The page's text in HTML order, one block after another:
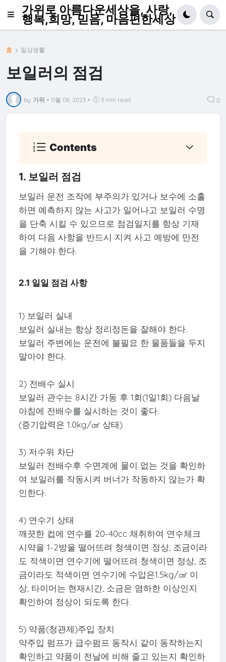
가위로 아름다운세상을, 사랑,
행복,희망, 믿음, 마음편한세상
홈 일상생활
보일러의 점검
by 가위 • 11월 08, 2023 • 3 min read 0
Contents
1. 보일러 점검
보일러 운전 조작에 부주의가 있거나 보수에 소홀
하면 예측하지 않는 사고가 일어나고 보일러 수명
을 단축 시킬 수 있으므로 점검일지를 항상 기재
하여 다음 사항을 반드시 지켜 사고 예방에 만전
을 기해야 한다.
2.1 일일 점검 사항
1) 보일러 실내
보일러 실내는 항상 정리정돈을 잘해야 한다.
보일러 주변에는 운전에 불필요 한 물품들을 두지
말아야 한다.
2) 전배수 실시
보일러 관수는 8시간 가동 후 1회(1일1회) 다음날
아침에 전배수를 실시하는 것이 좋다.
(증기압력은 1.0kg/㎠ 상태)
3) 저수위 차단
보일러 전배수후 수면계에 물이 없는 것을 확인하
여 보일러를 작동시켜 버너가 작동하지 않는가 확
인한다.
4) 연수기 상태
깨끗한 컵에 연수를 20-40cc 채취하여 연수체크
시약을 1-2방울 떨어뜨려 청색이면 정상, 조금이라
도 적색이면 연수기에 떨어뜨려 청색이면 정상, 조
금이라도 적색이면 연수기에 수압은1.5kg/㎠ 이
상, 타이머는 현재시간, 소금은 염하한 이상인지
확인하여 정상이 되도록 한다.
5) 약품(청관제)주입 장치
약주입 펌프가 급수펌프 동작시 같이 동작하는지
확인하고 약품이 전날에 비해 줄고 있는지 확인하